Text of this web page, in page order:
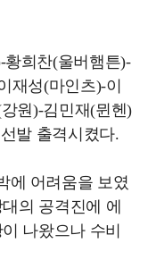
희찬(울버햄튼)-
재성(마인츠)-이
원)-김민재(뮌헨)
발 출격시켰다.
에 어려움을 보였
의 공격진에 에
나왔으나 수비